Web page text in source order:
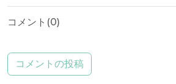
コメント(0)
コメントの投稿